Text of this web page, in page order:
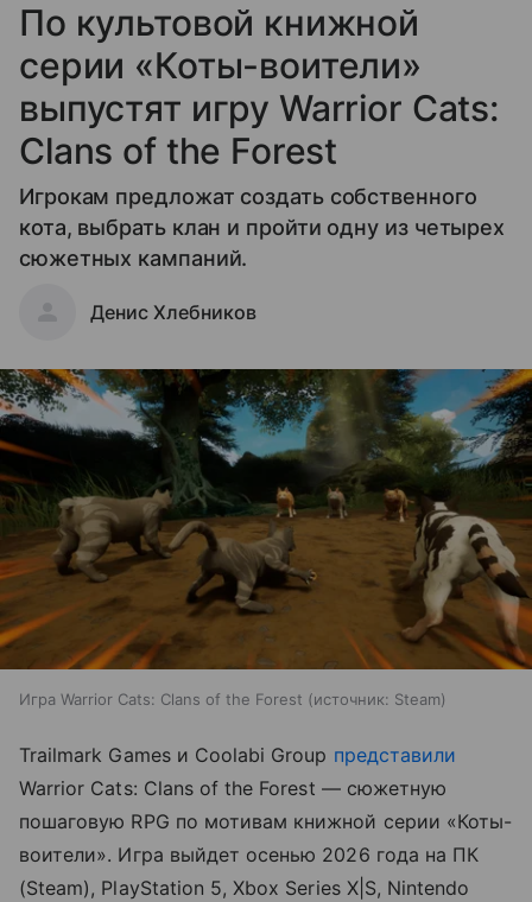
По культовой книжной
серии «Коты-воители»
выпустят игру Warrior Cats:
Clans of the Forest
Игрокам предложат создать собственного
кота, выбрать клан и пройти одну из четырех
сюжетных кампаний.
Денис Хлебников
Игра Warrior Cats: Clans of the Forest источник: Steam
Trailmark Games и Coolabi Group представили
Warrior Cats: Clans of the Forest — сюжетную
пошаговую RPG по мотивам книжной серии «Коты-
воители». Игра выйдет осенью 2026 года на ПК
(Steam), PlayStation 5, Xbox Series X|S, Nintendo